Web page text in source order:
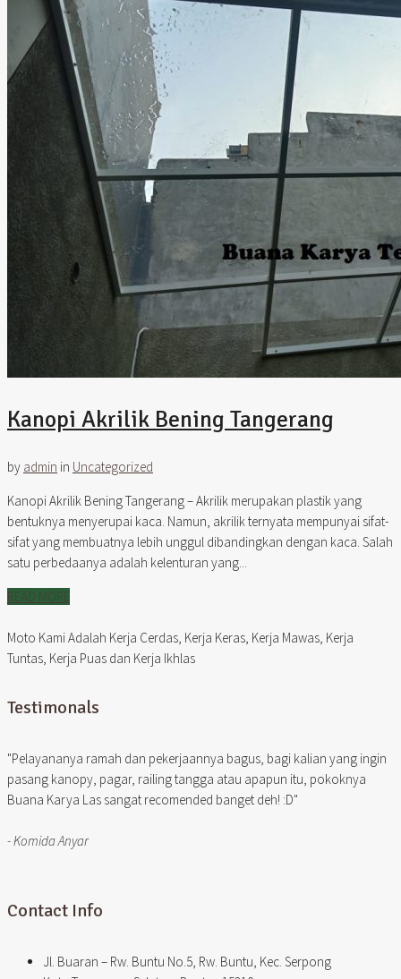
Kanopi Akrilik Bening Tangerang
by admin in Uncategorized
Kanopi Akrilik Bening Tangerang – Akrilik merupakan plastik yang
bentuknya menyerupai kaca. Namun, akrilik ternyata mempunyai sifat-
sifat yang membuatnya lebih unggul dibandingkan dengan kaca. Salah
satu perbedaanya adalah kelenturan yang...
READ MORE
Moto Kami Adalah Kerja Cerdas, Kerja Keras, Kerja Mawas, Kerja
Tuntas, Kerja Puas dan Kerja Ikhlas
Testimonals
"Pelayananya ramah dan pekerjaannya bagus, bagi kalian yang ingin
pasang kanopy, pagar, railing tangga atau apapun itu, pokoknya
Buana Karya Las sangat recomended banget deh! :D"
- Komida Anyar
Contact Info
Jl. Buaran – Rw. Buntu No.5, Rw. Buntu, Kec. Serpong